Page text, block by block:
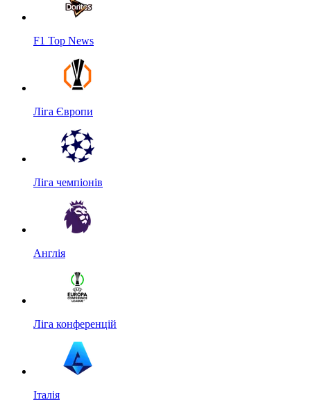
F1 Top News
Ліга Європи
Ліга чемпіонів
Англія
Ліга конференцій
Італія